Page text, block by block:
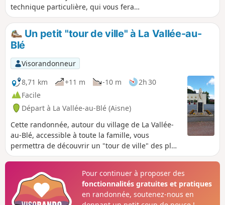
technique particulière, qui vous fera
traverser les villages de Malzy, Proisy et
Romery, admirer différents monuments :
oratoires, lavoirs et églises fortifiées du XVIe
siècle ; et surtout comprendre l'utilité et le
fonctionnement du barrage de régulation
des crues de l'Oise.
Un petit "tour de ville" à La Vallée-au-
Blé
Visorandonneur
8,71 km
+11 m -10 m
2h 30
Facile
Départ à La Vallée-au-Blé (Aisne)
Cette randonnée, autour du village de La Vallée-
au-Blé, accessible à toute la famille, vous
permettra de découvrir un "tour de ville" des plus
sympathiques, avec l'emprunt de vieux chemins
Pour continuer à proposer des
fonctionnalités gratuites et pratiques
en randonnée, soutenez-nous en